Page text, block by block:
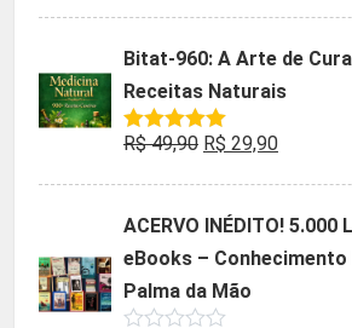
de
era:
R$ 85,90.
é:
R$ 9,90.
Bitat-960: A Arte de
Receitas Naturais
Avaliação
R$49,90 O
era:
R$ 49,90.
R$ 29,90O
é:
R$
ACERVO INÉDITO!
eBooks –
Palma da Mão